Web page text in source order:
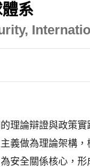
系
理論辯證與政策
義做為理論架構
安全關係核心，